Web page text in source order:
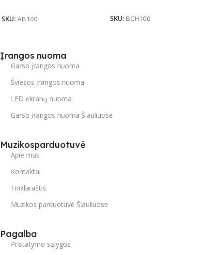
SKU: AB100
SKU: BCH100
Įrangos nuoma
Garso įrangos nuoma
Šviesos įrangos nuoma
LED ekranų nuoma
Garso įrangos nuoma Šiauliuose
Muzikosparduotuvė
Apie mus
Kontaktai
Tinklaraštis
Muzikos parduotuvė Šiauliuose
Pagalba
Pristatymo sąlygos